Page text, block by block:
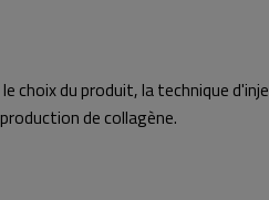
du produit, la technique
de collagène.